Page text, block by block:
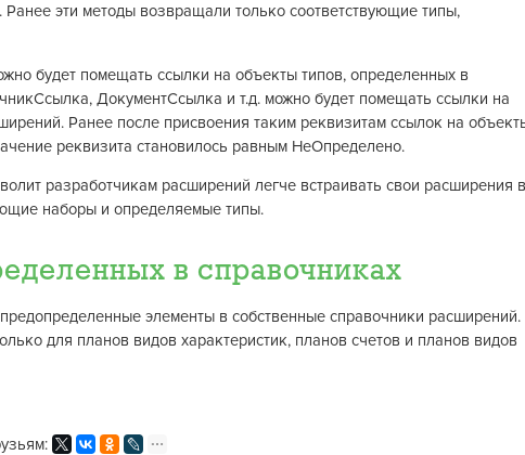
эти методы возвращали только соответствующие типы,
будет помещать ссылки на объекты типов, определенных в
ДокументСсылка и т.д. можно будет помещать ссылки на
Ранее после присвоения таким реквизитам ссылок на
реквизита становилось равным НеОпределено.
разработчикам расширений легче встраивать свои расширения в
наборы и определяемые типы.
в справочниках
элементы в собственные справочники расширений.
для планов видов характеристик, планов счетов и планов видов